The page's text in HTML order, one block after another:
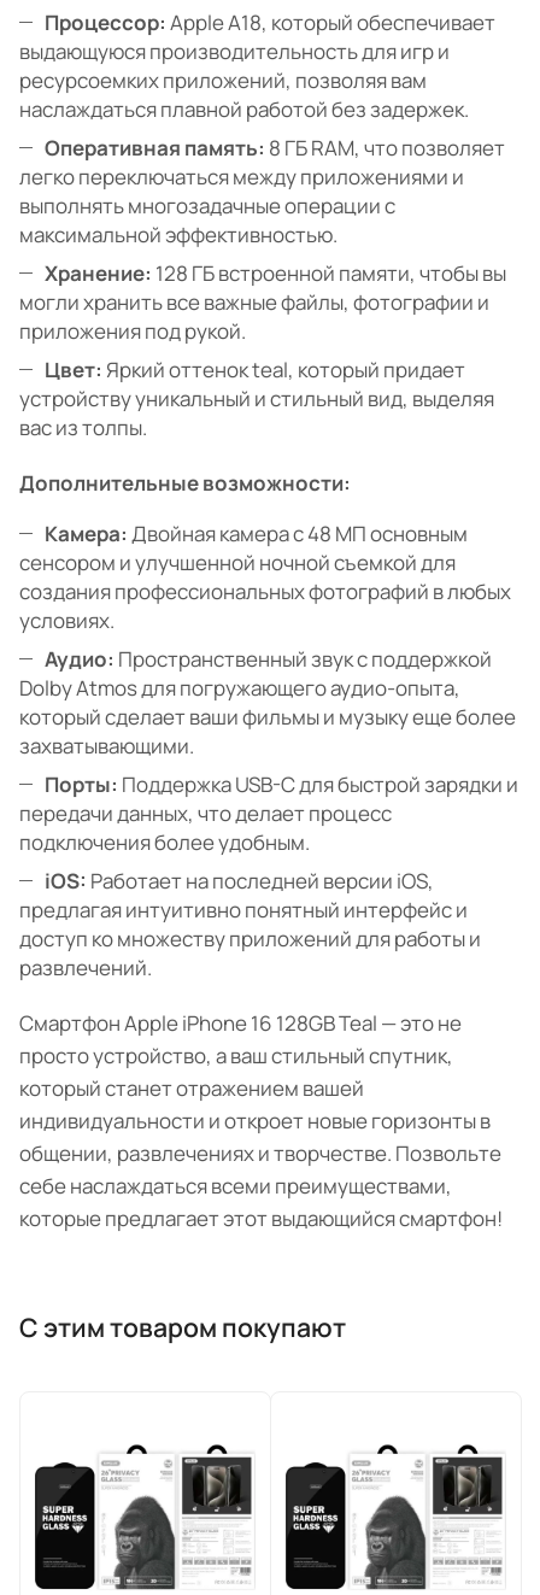
Процессор: Apple A18, который обеспечивает
выдающуюся производительность для игр и
ресурсоемких приложений, позволяя вам
наслаждаться плавной работой без задержек.
Оперативная память: 8 ГБ RAM, что позволяет
легко переключаться между приложениями и
выполнять многозадачные операции с
максимальной эффективностью.
Хранение: 128 ГБ встроенной памяти, чтобы вы
могли хранить все важные файлы, фотографии и
приложения под рукой.
Цвет: Яркий оттенок teal, который придает
устройству уникальный и стильный вид, выделяя
вас из толпы.
Дополнительные возможности:
Камера: Двойная камера с 48 МП основным
сенсором и улучшенной ночной съемкой для
создания профессиональных фотографий в любых
условиях.
Аудио: Пространственный звук с поддержкой
Dolby Atmos для погружающего аудио-опыта,
который сделает ваши фильмы и музыку еще более
захватывающими.
Порты: Поддержка USB-C для быстрой зарядки и
передачи данных, что делает процесс
подключения более удобным.
iOS: Работает на последней версии iOS,
предлагая интуитивно понятный интерфейс и
доступ ко множеству приложений для работы и
развлечений.
Смартфон Apple iPhone 16 128GB Teal — это не
просто устройство, а ваш стильный спутник,
который станет отражением вашей
индивидуальности и откроет новые горизонты в
общении, развлечениях и творчестве. Позвольте
себе наслаждаться всеми преимуществами,
которые предлагает этот выдающийся смартфон!
С этим товаром покупают